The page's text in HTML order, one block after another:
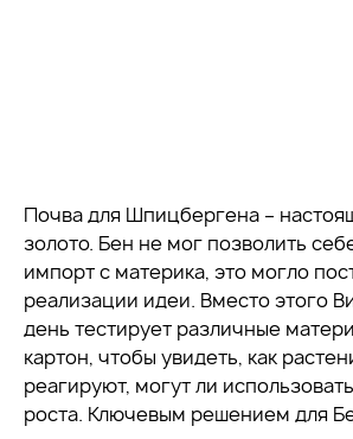
Почва для Шпицбергена –
золото. Бен не мог позволить
импорт с материка, это могло
реализации идеи. Вместо этого
день тестирует различные
картон, чтобы увидеть, как
реагируют, могут ли
роста. Ключевым решением для